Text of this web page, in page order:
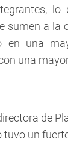
lo
sumen a la
en una
una
de
tuvo un